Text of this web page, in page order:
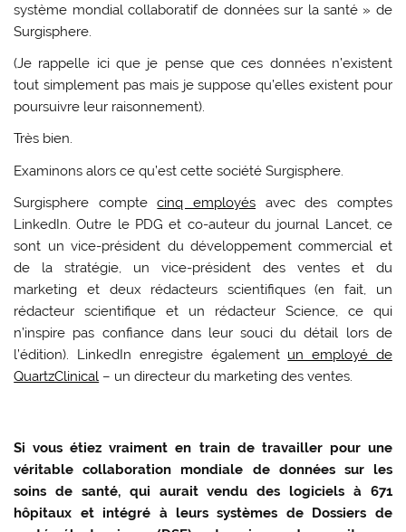
système mondial collaboratif de données sur la santé » de
Surgisphere.
(Je rappelle ici que je pense que ces données n’existent
tout simplement pas mais je suppose qu’elles existent pour
poursuivre leur raisonnement).
Très bien.
Examinons alors ce qu’est cette société Surgisphere.
Surgisphere comptecinq employés avec des comptes
LinkedIn. Outre le PDG et co-auteur du journal Lancet, ce
sont un vice-président du développement commercial et
de la stratégie, un vice-président des ventes et du
marketing et deux rédacteurs scientifiques (en fait, un
rédacteur scientifique et un rédacteur Science, ce qui
n’inspire pas confiance dans leur souci du détail lors de
l’édition). LinkedIn enregistre également un employé de
QuartzClinical – un directeur du marketing des ventes.
Si vous étiez vraiment en train de travailler pour une
véritable collaboration mondiale de données sur les
soins de santé, qui aurait vendu des logiciels à 671
hôpitaux et intégré à leurs systèmes de Dossiers de